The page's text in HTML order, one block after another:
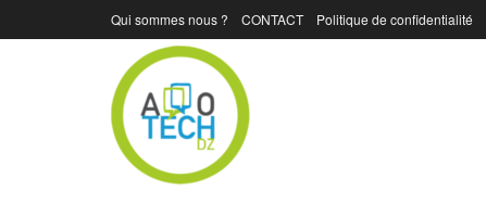
Qui sommes nous ? CONTACT Politique de confidentialité